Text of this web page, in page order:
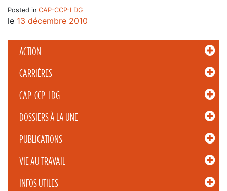
ACTION
CARRIÈRES
CAP-CCP-LDG
DOSSIERS À LA UNE
PUBLICATIONS
VIE AU TRAVAIL
INFOS UTILES
Posted in CAP-CCP-LDG
le 13 décembre 2010